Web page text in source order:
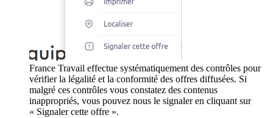
France Travail effectue systématiquement des contrôles pour
vérifier la légalité et la conformité des offres diffusées. Si
malgré ces contrôles vous constatez des contenus
inappropriés, vous pouvez nous le signaler en cliquant sur
« Signaler cette offre ».